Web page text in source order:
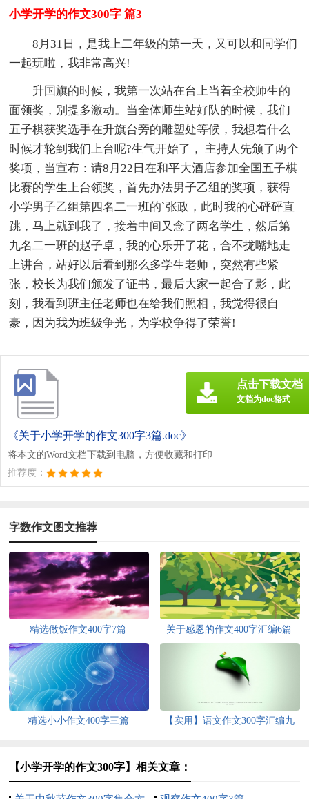
小学开学的作文300字 篇3
8月31日，是我上二年级的第一天，又可以和同学们
一起玩啦，我非常高兴!
升国旗的时候，我第一次站在台上当着全校师生的
面领奖，别提多激动。当全体师生站好队的时候，我们
五子棋获奖选手在升旗台旁的雕塑处等候，我想着什么
时候才轮到我们上台呢?生气开始了， 主持人先颁了两个
奖项，当宣布：请8月22日在和平大酒店参加全国五子棋
比赛的学生上台领奖，首先办法男子乙组的奖项，获得
小学男子乙组第四名二一班的`张政，此时我的心砰砰直
跳，马上就到我了，接着中间又念了两名学生，然后第
九名二一班的赵子卓，我的心乐开了花，合不拢嘴地走
上讲台，站好以后看到那么多学生老师，突然有些紧
张，校长为我们颁发了证书，最后大家一起合了影，此
刻，我看到班主任老师也在给我们照相，我觉得很自
豪，因为我为班级争光，为学校争得了荣誉!
《关于小学开学的作文300字3篇.doc》
将本文的Word文档下载到电脑，方便收藏和打印
推荐度：
点击下载文档
文档为doc格式
字数作文图文推荐
精选做饭作文400字7篇 关于感恩的作文400字汇编6篇
精选小小作文400字三篇
【实用】语文作文300字汇编九
【小学开学的作文300字】相关文章：